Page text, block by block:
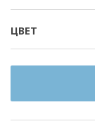
ЦВЕТ